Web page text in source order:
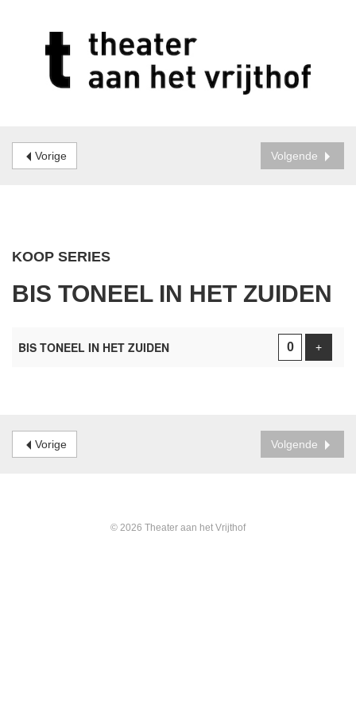
Vorige Volgende
KOOP SERIES
BIS TONEEL IN HET ZUIDEN
PRODUCTEN
BIS TONEEL IN HET ZUIDEN +Voeg
Vorige Volgende
© 2026 Theater aan het Vrijthof